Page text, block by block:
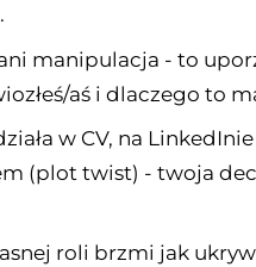
manipulacja - to
aś i dlaczego to
w CV, na LinkedInie
(plot twist) - twoja
roli brzmi jak